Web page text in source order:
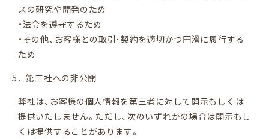
Tel.0120-773-606
平日：11:00〜18:00 / 土日祝：10:00〜19:00
プライバシーポリシー
スの研究や開発のため
・法令を遵守するため
・その他、お客様との取引･契約を適切かつ円滑に履行する
ため
5．第三社への非公開
弊社は、お客様の個人情報を第三者に対して開示もしくは
提供いたしません。ただし、次のいずれかの場合は開示もし
くは提供することがあります。